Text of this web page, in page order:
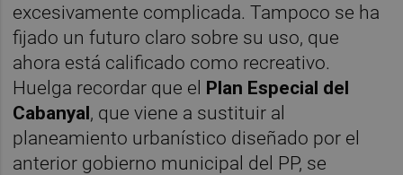
excesivamente complicada. Tampoco se ha
fijado un futuro claro sobre su uso, que
ahora está calificado como recreativo.
Huelga recordar que el Plan Especial del
Cabanyal, que viene a sustituir al
planeamiento urbanístico diseñado por el
anterior gobierno municipal del PP, se